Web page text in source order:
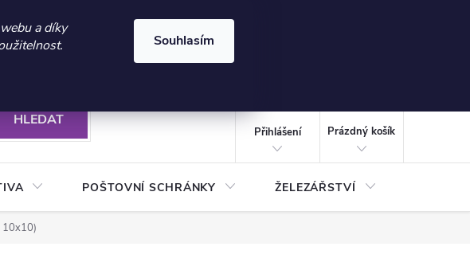
do 21.9.2026 ⏰ | Kód: LÉTO2026
a díky
Souhlasím
údajů
HLEDAT
Přihlášení
KOŠÍK
Prázdný košík
POŠTOVNÍ SCHRÁNKY ŽELEZÁŘSTVÍ
10x10)